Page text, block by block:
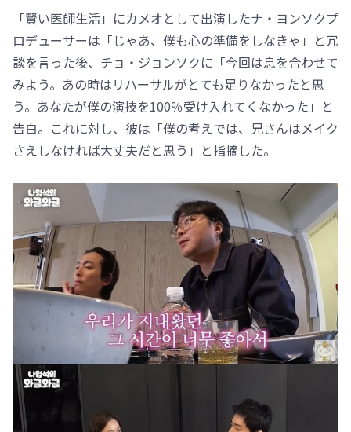
「賢い医師生活」にカメオとして出演したナ・ヨンソクプ
ロデューサーは「じゃあ、僕も心の準備をしなきゃ」と冗
談を言った後、チョ・ジョンソクに「今回は息を合わせて
みよう。あの時はリハーサルがとても足りなかったと思
う。あなたが僕の演技を100％受け入れてくなかった」と
告白。これに対し、彼は「僕の考えでは、兄さんはメイク
さえしなければ大丈夫だと思う」と指摘した。